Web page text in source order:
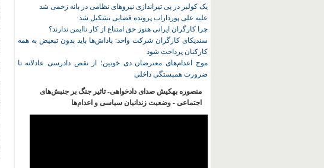
یک کولبر در پی تیراندازی نیروهای نظامی در بانه زخمی شد
علیه علی پورداراب پرونده قضایی تشکیل شد
چرا کارگران ایرانی هنوز حق امتناع از کار ناایمن ندارند؟
سندیکای کارگران شرکت واحد: پاداش‌ها باید بدون تبعیض به همه
کارکنان پرداخت شود
موج اعدام‌های معترضان دی‌ خونین؛ از نقض دادرسی عادلانه تا
ضرورت همبستگی داخلی
منصوره بهکیش صدای دادخواهی- تاثیر جنگ بر جنبش‌های
اجتماعی - وضعیت زندانیان سیاسی و اعدام‌ها